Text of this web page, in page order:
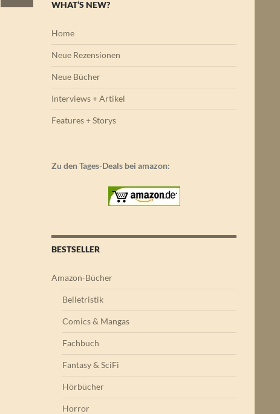
WHAT’S NEW?
Home
Neue Rezensionen
Neue Bücher
Interviews + Artikel
Features + Storys
Zu den Tages-Deals bei amazon:
BESTSELLER
Amazon-Bücher
Belletristik
Comics & Mangas
Fachbuch
Fantasy & SciFi
Hörbücher
Horror